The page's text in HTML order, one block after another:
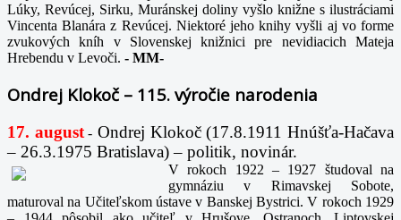
Lúky, Revúcej, Sirku, Muránskej doliny vyšlo knižne s ilustráciami
Vincenta Blanára z Revúcej. Niektoré jeho knihy vyšli aj vo forme
zvukových kníh v Slovenskej knižnici pre nevidiacich Mateja
Hrebendu v Levoči. - MM-
Ondrej Klokoč – 115. výročie narodenia
17. august- Ondrej Klokoč (17.8.1911 Hnúšťa-Hačava
– 26.3.1975 Bratislava) – politik, novinár.
V rokoch 1922 – 1927 študoval na
gymnáziu v Rimavskej Sobote,
maturoval na Učiteľskom ústave v Banskej Bystrici. V rokoch 1929